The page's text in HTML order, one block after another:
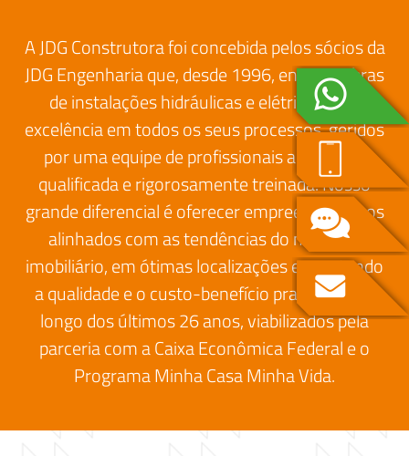
A JDG Construtora foi concebida pelos sócios da
JDG Engenharia que, desde 1996, entrega obras
de instalações hidráulicas e elétricas com
excelência em todos os seus processos, geridos
por uma equipe de profissionais altamente
qualificada e rigorosamente treinada. Nosso
grande diferencial é oferecer empreendimentos
alinhados com as tendências do mercado
imobiliário, em ótimas localizações e mantendo
a qualidade e o custo-benefício praticados ao
longo dos últimos 26 anos, viabilizados pela
parceria com a Caixa Econômica Federal e o
Programa Minha Casa Minha Vida.